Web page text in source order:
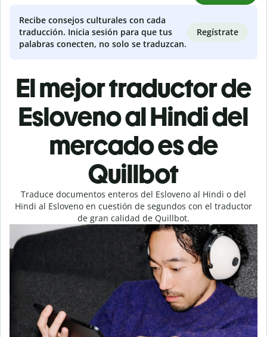
Recibe consejos culturales con cada
traducción. Inicia sesión para que tus
palabras conecten, no solo se traduzcan.
Regístrate
El mejor traductor de
Esloveno al Hindi del
mercado es de
Quillbot
Traduce documentos enteros del Esloveno al Hindi o del
Hindi al Esloveno en cuestión de segundos con el traductor
de gran calidad de Quillbot.